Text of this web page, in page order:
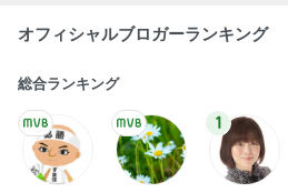
オフィシャルブロガーランキング
総合ランキング
1